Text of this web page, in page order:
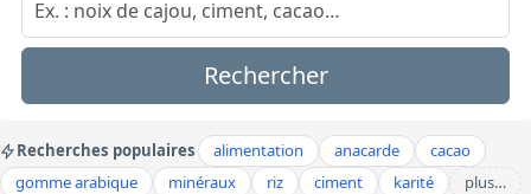
Rechercher
Recherches populaires alimentation anacarde
cacao
gomme arabique
minéraux riz ciment karité plus…